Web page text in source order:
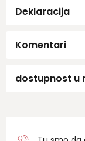
Deklaracija
Komentari
dostupnost u